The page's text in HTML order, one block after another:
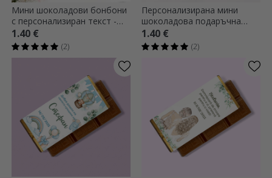
Мини шоколадови бонбони
с персонализиран текст -
Току-що се оженихме
1.40 €
(2)
Персонализирана мини
шоколадова подаръчна
кутия за кръщене с снимка
и текст - розова
1.40 €
(2)